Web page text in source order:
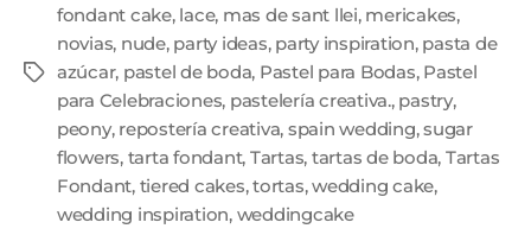
fondant cake, lace, mas de sant llei, mericakes,
novias, nude, party ideas, party inspiration, pasta de
azúcar, pastel de boda, Pastel para Bodas, Pastel
para Celebraciones, pastelería creativa., pastry,
peony, repostería creativa, spain wedding,sugar
flowers, tarta fondant, Tartas, tartas de boda, Tartas
Fondant, tiered cakes,tortas,wedding cake,
wedding inspiration, weddingcake